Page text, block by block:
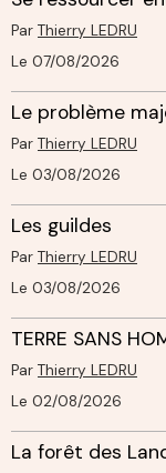
Par Thierry LEDRU
Le 07/08/2026
Le problème
Par Thierry LEDRU
Le 03/08/2026
Les guildes
Par Thierry LEDRU
Le 03/08/2026
TERRE SANS
Par Thierry LEDRU
Le 02/08/2026
La forêt des